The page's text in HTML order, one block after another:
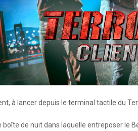
à lancer depuis le terminal tactile du
de nuit dans laquelle entreposer le